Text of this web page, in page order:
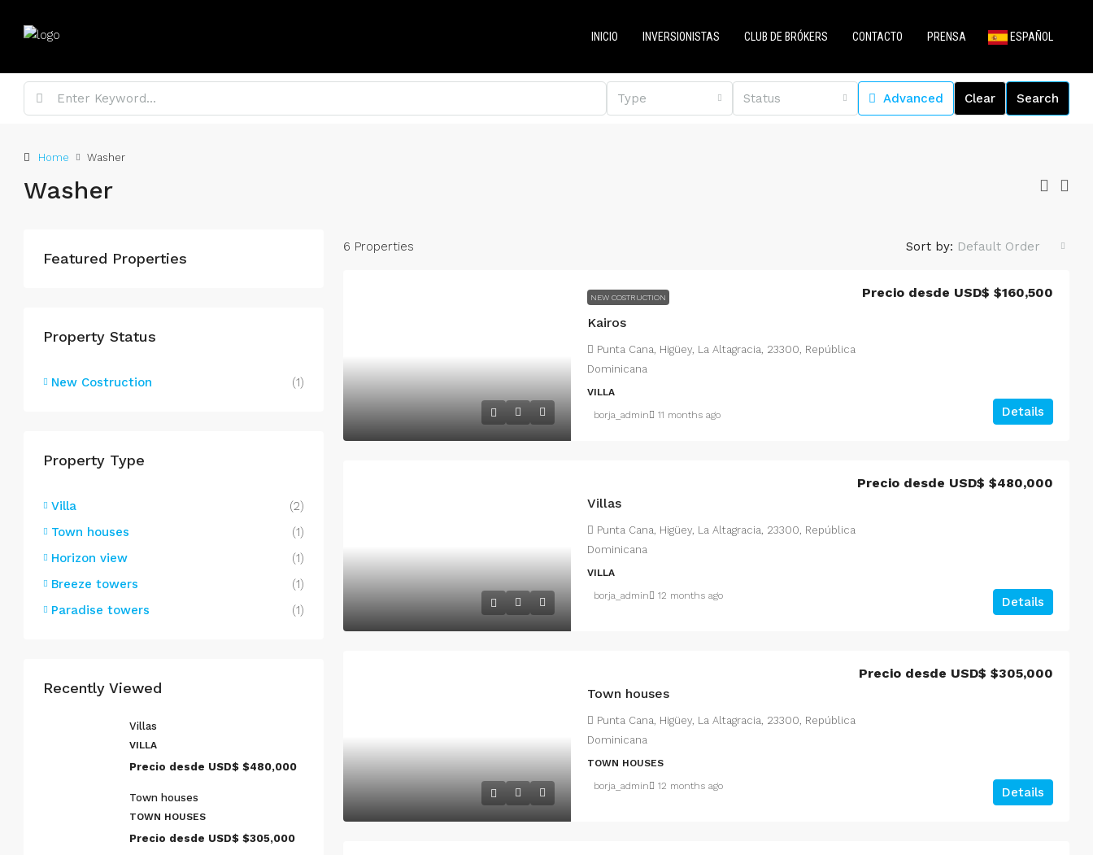
INICIO INVERSIONISTAS CLUB DE BRÓKERS CONTACTO PRENSA ESPAÑOL
Type Status Advanced Clear Search
Home Washer
Washer
6 Properties Sort by: Default Order
NEW COSTRUCTION
Kairos
Precio desde USD$ $160,500
Punta Cana, Higüey, La Altagracia, 23300, República
Dominicana
VILLA
Details
borja_admin 11 months ago
Villas
Precio desde USD$ $480,000
Punta Cana, Higüey, La Altagracia, 23300, República
Dominicana
VILLA
Details
borja_admin 12 months ago
Town houses
Precio desde USD$ $305,000
Punta Cana, Higüey, La Altagracia, 23300, República
Dominicana
TOWN HOUSES
Details
borja_admin 12 months ago
Featured Properties
Property Status
New Costruction (1)
Property Type
Villa
(2)
Town houses
(1)
Horizon view
(1)
Breeze towers
(1)
Paradise towers
(1)
Recently Viewed
Villas
VILLA
Precio desde USD$ $480,000
Town houses
TOWN HOUSES
Precio desde USD$ $305,000